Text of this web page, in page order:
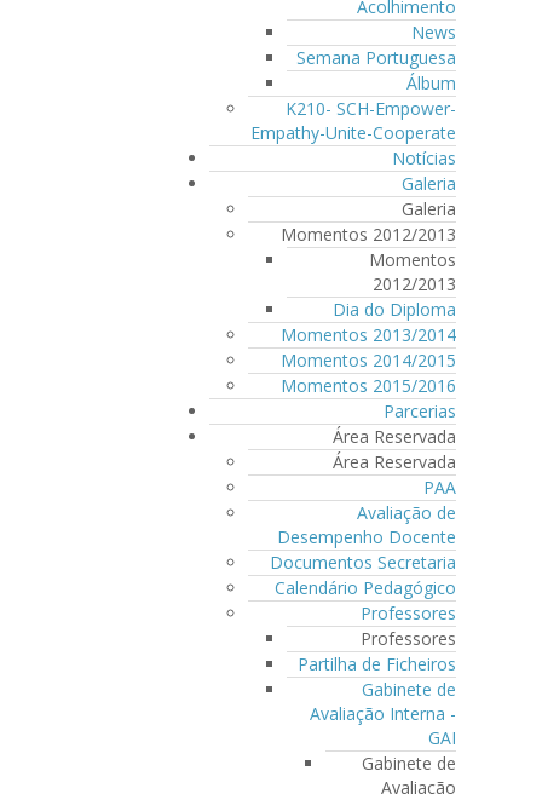
Acolhimento
News
Semana Portuguesa
Álbum
K210- SCH-Empower-
Empathy-Unite-Cooperate
Notícias
Galeria
Galeria
Momentos 2012/2013
Momentos
2012/2013
Dia do Diploma
Momentos 2013/2014
Momentos 2014/2015
Momentos 2015/2016
Parcerias
Área Reservada
Área Reservada
PAA
Avaliação de
Desempenho Docente
Documentos Secretaria
Calendário Pedagógico
Professores
Professores
Partilha de Ficheiros
Gabinete de
Avaliação Interna -
GAI
Gabinete de
Avaliação